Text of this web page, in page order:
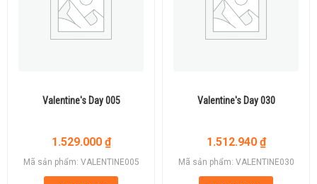
Valentine's Day 005
1.529.000 ₫
Mã sản phẩm: VALENTINE005
Valentine's Day 030
1.512.940 ₫
Mã sản phẩm: VALENTINE030